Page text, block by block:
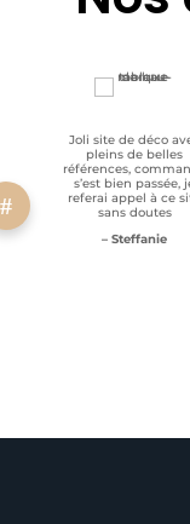
Joli site de déco
pleins de belles
références,
s’est bien passée,
referai appel à ce
sans doutes
– Steffanie